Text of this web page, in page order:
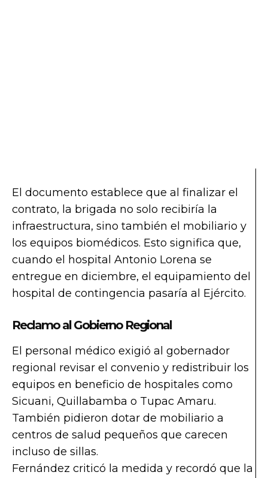
El documento establece que al finalizar el
contrato, la brigada no solo recibiría la
infraestructura, sino también el mobiliario y
los equipos biomédicos. Esto significa que,
cuando el hospital Antonio Lorena se
entregue en diciembre, el equipamiento del
hospital de contingencia pasaría al Ejército.
Reclamo al Gobierno Regional
El personal médico exigió al gobernador
regional revisar el convenio y redistribuir los
equipos en beneficio de hospitales como
Sicuani, Quillabamba o Tupac Amaru.
También pidieron dotar de mobiliario a
centros de salud pequeños que carecen
incluso de sillas.
Fernández criticó la medida y recordó que la